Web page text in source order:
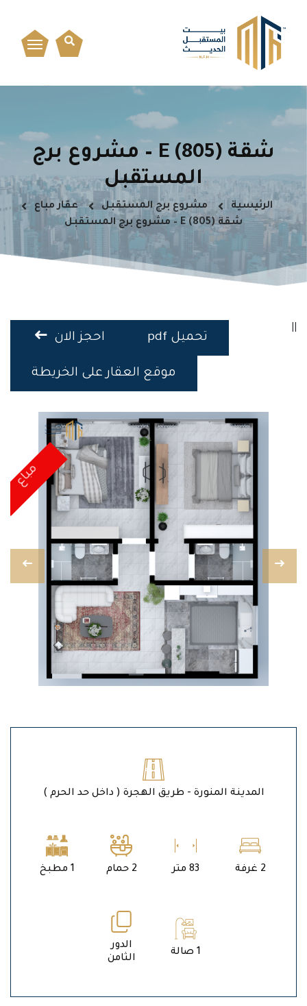
شقة E (805) – مشروع برج
المستقبل
الرئيسية مشروع برج المستقبل
عقار مباع
شقة E (805) – مشروع برج المستقبل
احجز الان تحميل pdf
موقع العقار على الخريطة
مباع
المدينة المنورة - طريق الهجرة ( داخل حد الحرم )
2 غرفة 83 متر 2 حمام 1 مطبخ
1 صالة
الدور
الثامن